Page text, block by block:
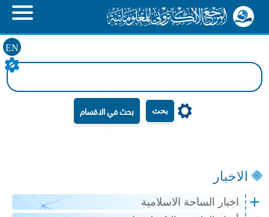
EN
بحث
الاخبار
اخبار الساحة الاسلامية